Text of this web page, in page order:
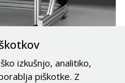
izkušnjo, analitiko,
piškotke. Z